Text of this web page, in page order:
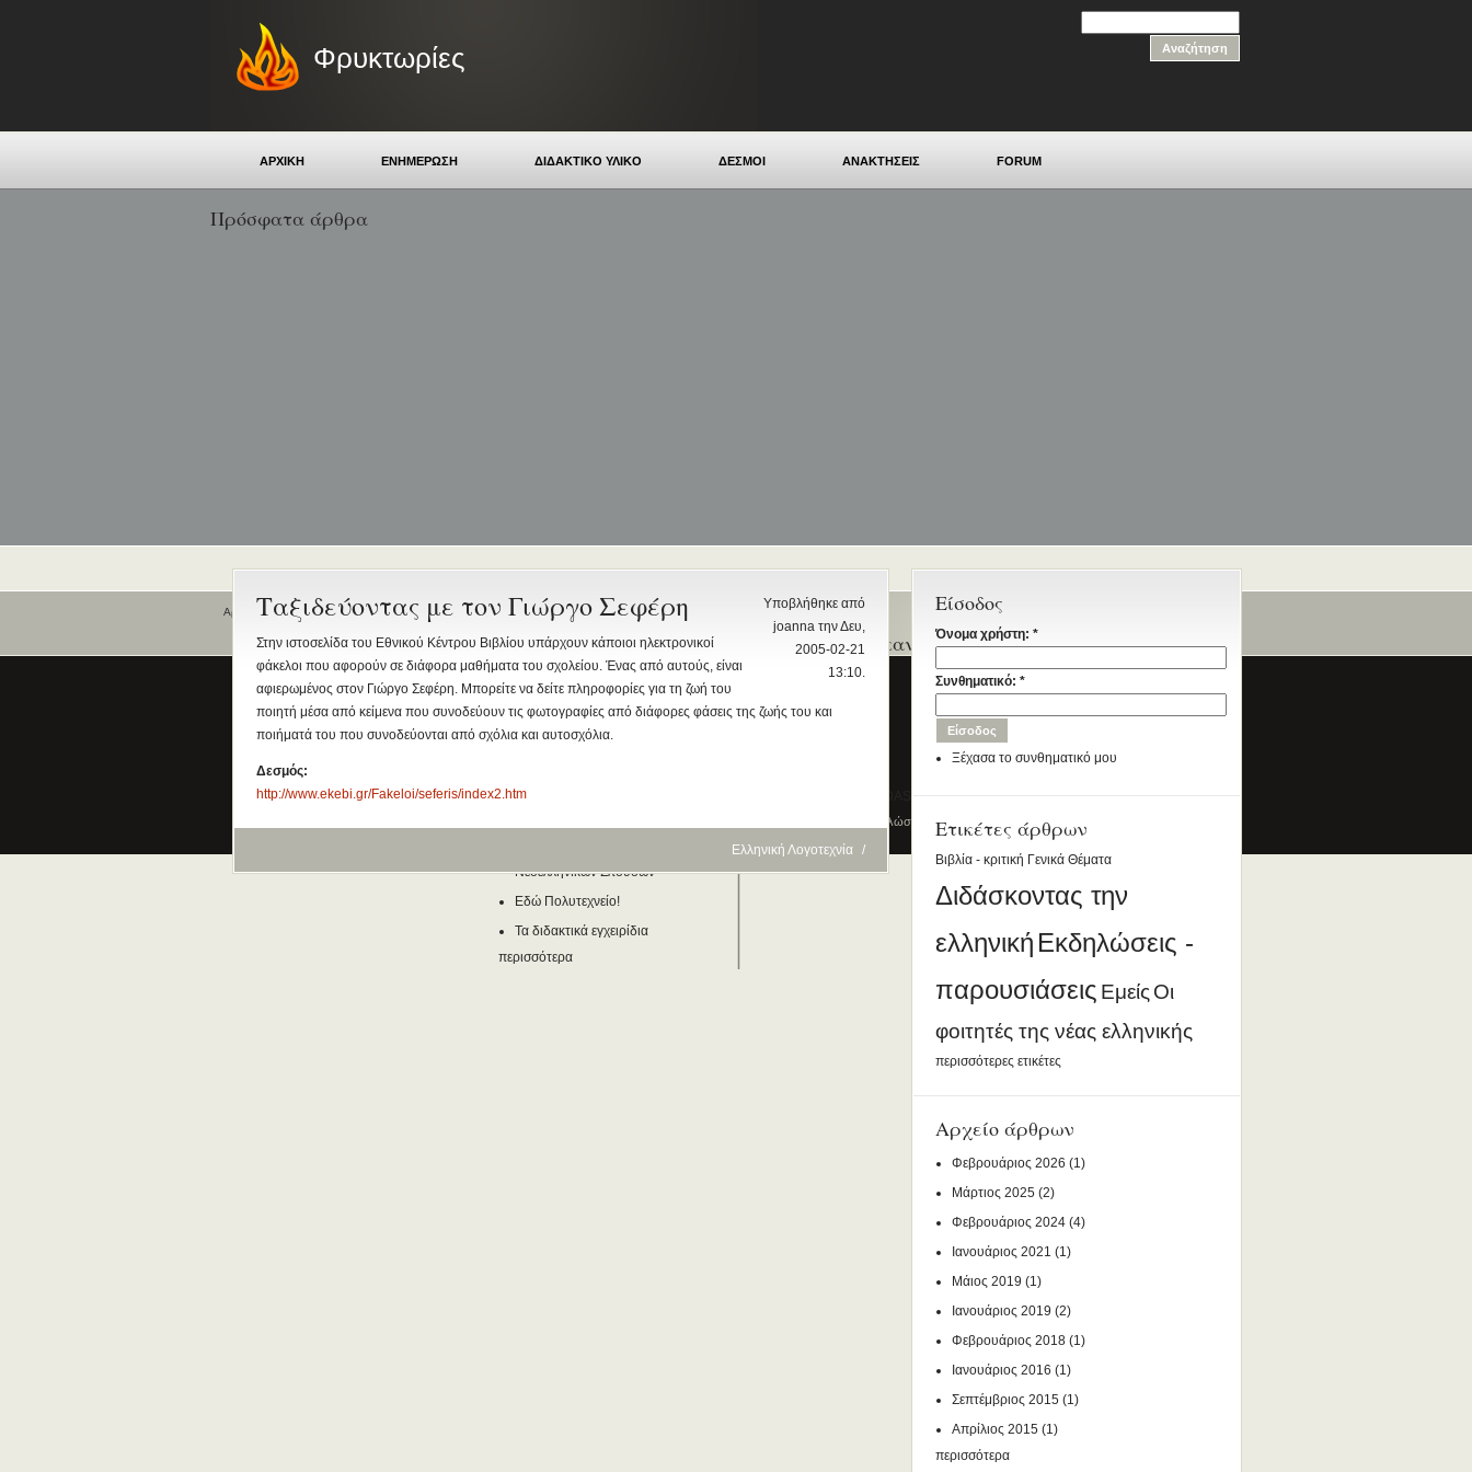
Φρυκτωρίες
ΑΡΧΙΚΗ ΕΝΗΜΕΡΩΣΗ ΔΙΔΑΚΤΙΚΟ ΥΛΙΚΟ ΔΕΣΜΟΙ ΑΝΑΚΤΗΣΕΙΣ FORUM
Πρόσφατα άρθρα
Υποβλήθηκε από
joanna την Δευ,
2005-02-21
13:10.
Ταξιδεύοντας με τον Γιώργο Σεφέρη
Στην ιστοσελίδα του Εθνικού Κέντρου Βιβλίου υπάρχουν κάποιοι ηλεκτρονικοί
φάκελοι που αφορούν σε διάφορα μαθήματα του σχολείου. Ένας από αυτούς, είναι
αφιερωμένος στον Γιώργο Σεφέρη. Μπορείτε να δείτε πληροφορίες για τη ζωή του
ποιητή μέσα από κείμενα που συνοδεύουν τις φωτογραφίες από διάφορες φάσεις της ζωής του και
ποιήματά του που συνοδεύονται από σχόλια και αυτοσχόλια.
Δεσμός:
http://www.ekebi.gr/Fakeloi/seferis/index2.htm
Ελληνική Λογοτεχνία /
Είσοδος
Όνομα χρήστη: *
Συνθηματικό: *
Ξέχασα το συνθηματικό μου
Ετικέτες άρθρων
Βιβλία - κριτική Γενικά Θέματα
Διδάσκοντας την
ελληνική Εκδηλώσεις -
παρουσιάσεις Εμείς Οι
φοιτητές της νέας ελληνικής
περισσότερες ετικέτες
Αρχείο άρθρων
Φεβρουάριος 2026 (1)
Μάρτιος 2025 (2)
Φεβρουάριος 2024 (4)
Ιανουάριος 2021 (1)
Μάιος 2019 (1)
Ιανουάριος 2019 (2)
Φεβρουάριος 2018 (1)
Ιανουάριος 2016 (1)
Σεπτέμβριος 2015 (1)
Απρίλιος 2015 (1)
περισσότερα
Αρχική
Ποιοι είναι εδώ
Είναι εδώ αυτή τη στιγμή0 χρήστες
4 επισκέπτες.
Ενεργά θέματα
συζήτησης
Διδασκαλία της Ελληνικής ως
Δεύτερης/Ξένης Γλώσσας (ΜΑ)
(Εξ Αποστάσεως) από το Παν/μιο
ΚΕΓ
Νεοελληνικών Σπουδών
Εδώ Πολυτεχνείο!
Τα διδακτικά εγχειρίδια
περισσότερα
Ποιοι γράφτηκαν τελευταία
Kyriaki_Ioannidou
Rania Voskaki
Κέντρο Ελληνικής Γλώσσας -Πύλη για την Ελληνική Γλώσσα